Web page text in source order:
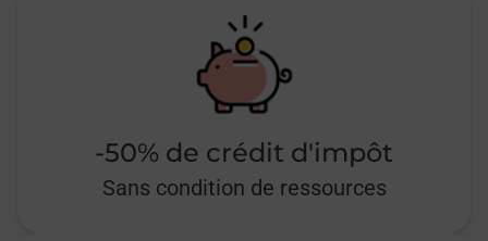
-50% de crédit d'impôt
Sans condition de ressources